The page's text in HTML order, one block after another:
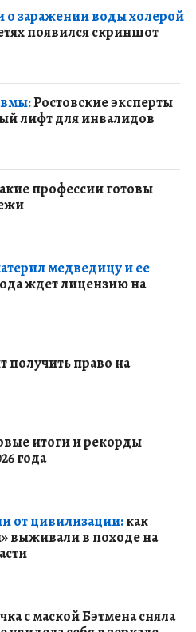
о заражении воды холерой
появился скриншот
Ростовские эксперты
лифт для инвалидов
профессии готовы
медведицу и ее
ждет лицензию на
право на
итоги и рекорды
года
от цивилизации:как
выживали в походе на
с маской Бэтмена сняла